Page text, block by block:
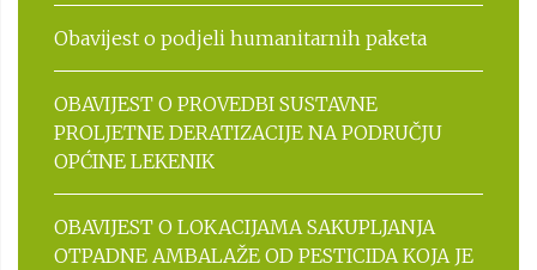
Obavijest o podjeli humanitarnih paketa
OBAVIJEST O PROVEDBI SUSTAVNE
PROLJETNE DERATIZACIJE NA PODRUČJU
OPĆINE LEKENIK
OBAVIJEST O LOKACIJAMA SAKUPLJANJA
OTPADNE AMBALAŽE OD PESTICIDA KOJA JE